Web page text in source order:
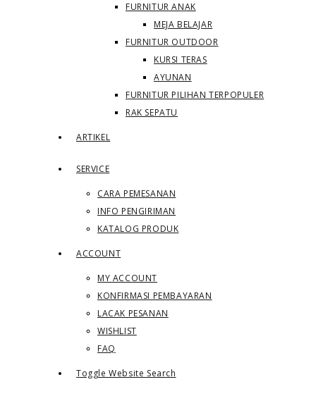
FURNITUR ANAK
MEJA BELAJAR
FURNITUR OUTDOOR
KURSI TERAS
AYUNAN
FURNITUR PILIHAN TERPOPULER
RAK SEPATU
ARTIKEL
SERVICE
CARA PEMESANAN
INFO PENGIRIMAN
KATALOG PRODUK
ACCOUNT
MY ACCOUNT
KONFIRMASI PEMBAYARAN
LACAK PESANAN
WISHLIST
FAQ
Toggle Website Search